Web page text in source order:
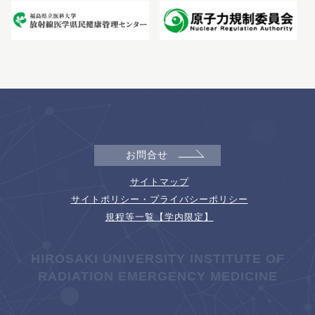
お問合せ
サイトマップ
サイトポリシー・プライバシーポリシー
規程等一覧【学内限定】
HIROSAKI UNIVERSITY INSTITUTE OF
RADIATION EMERGENCY MEDICINE